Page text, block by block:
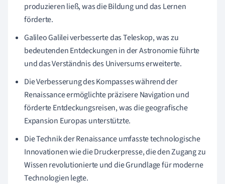
produzieren ließ, was die Bildung und das Lernen
förderte.
Galileo Galilei verbesserte das Teleskop, was zu
bedeutenden Entdeckungen in der Astronomie führte
und das Verständnis des Universums erweiterte.
Die Verbesserung des Kompasses während der
Renaissance ermöglichte präzisere Navigation und
förderte Entdeckungsreisen, was die geografische
Expansion Europas unterstützte.
Die Technik der Renaissance umfasste technologische
Innovationen wie die Druckerpresse, die den Zugang zu
Wissen revolutionierte und die Grundlage für moderne
Technologien legte.